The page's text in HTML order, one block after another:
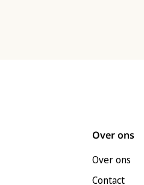
Over ons
Over ons
Contact